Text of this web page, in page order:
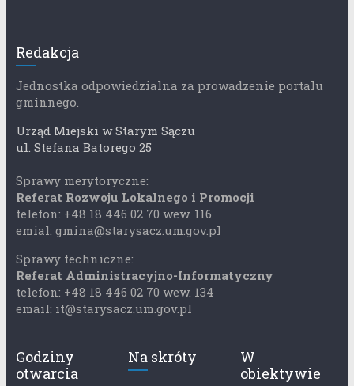
Redakcja
Jednostka odpowiedzialna za prowadzenie portalu
gminnego.
Urząd Miejski w Starym Sączu
ul. Stefana Batorego 25
Sprawy merytoryczne:
Referat Rozwoju Lokalnego i Promocji
telefon: +48 18 446 02 70 wew. 116
emial: gmina@starysacz.um.gov.pl
Sprawy techniczne:
Referat Administracyjno-Informatyczny
telefon: +48 18 446 02 70 wew. 134
email: it@starysacz.um.gov.pl
Godziny
otwarcia
Na skróty
W
obiektywie